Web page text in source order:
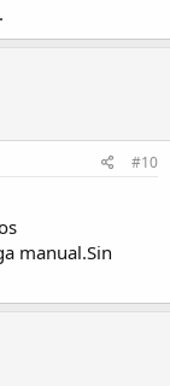
#10
manual.Sin